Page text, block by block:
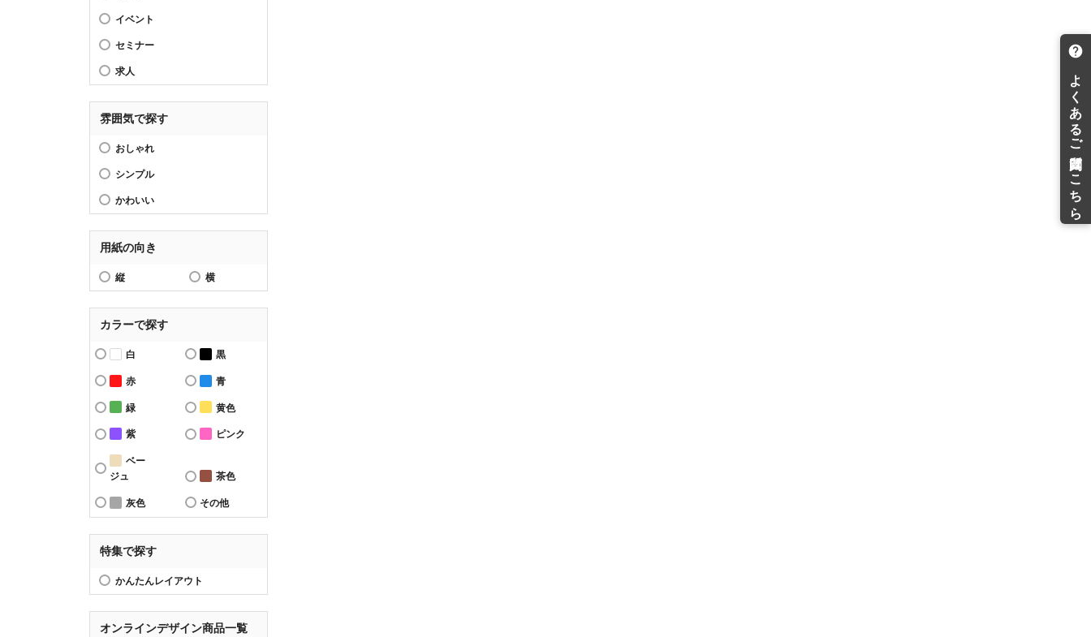
イベント
セミナー
求人
雰囲気で探す
おしゃれ
シンプル
かわいい
用紙の向き
縦 横
カラーで探す
白 黒
赤 青
緑 黄色
紫 ピンク
ベー
ジュ
茶色
灰色 その他
特集で探す
かんたんレイアウト
オンラインデザイン商品一覧